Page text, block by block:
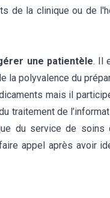
de la clinique ou de
une patientèle. Il
la polyvalence du
mais il
traitement de
du service de soins
appel après avoir